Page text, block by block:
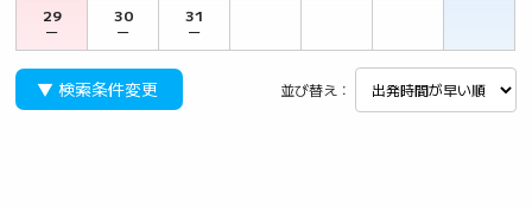
29
－
30
－
31
－
▼ 検索条件変更 並び替え：